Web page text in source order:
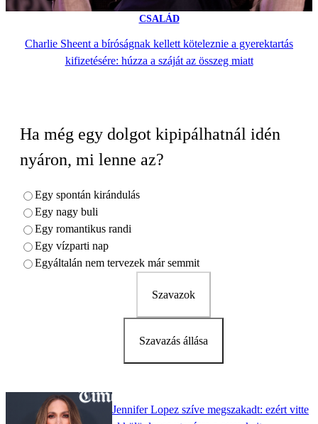
CSALÁD
Charlie Sheent a bíróságnak kellett köteleznie a gyerektartás
kifizetésére: húzza a száját az összeg miatt
Ha még egy dolgot kipipálhatnál idén
nyáron, mi lenne az?
Egy spontán kirándulás
Egy nagy buli
Egy romantikus randi
Egy vízparti nap
Egyáltalán nem tervezek már semmit
Szavazok
Szavazás állása
Jennifer Lopez szíve megszakadt: ezért vitte